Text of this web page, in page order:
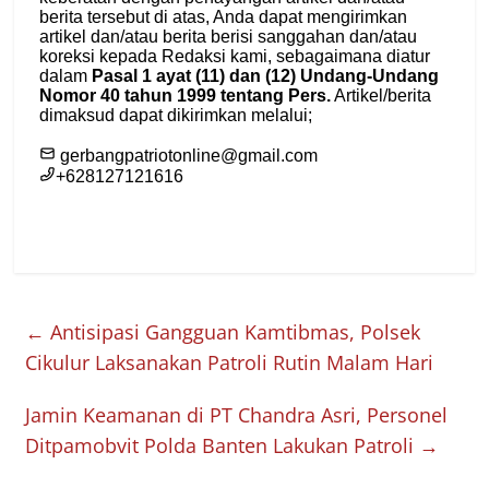
← Antisipasi Gangguan Kamtibmas, Polsek
Cikulur Laksanakan Patroli Rutin Malam Hari
Jamin Keamanan di PT Chandra Asri, Personel
Ditpamobvit Polda Banten Lakukan Patroli →